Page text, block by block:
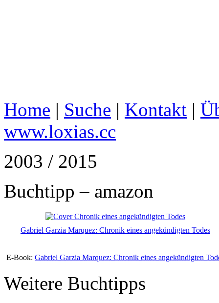
Home | Suche | Kontakt |
www.loxias.cc
2003 / 2015
Buchtipp – amazon
Gabriel Garzia Marquez: Chronik eines angekündigten Todes
E-Book: Gabriel Garzia Marquez: Chronik eines angekündigten
Weitere Buchtipps